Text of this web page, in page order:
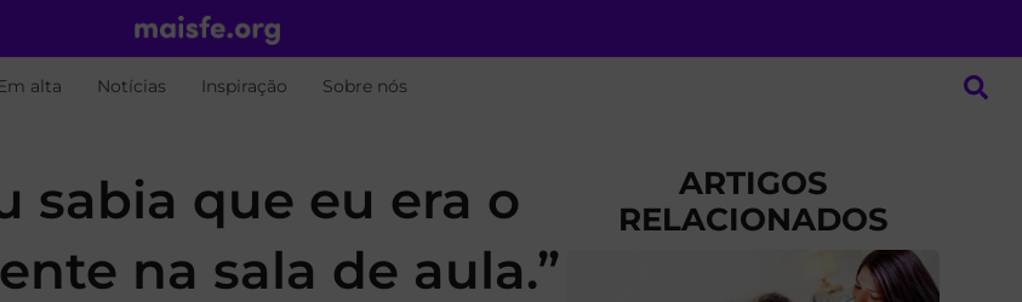
Em alta Notícias Inspiração Sobre nós
sabia que eu era o
na sala de aula.”
ARTIGOS
RELACIONADOS